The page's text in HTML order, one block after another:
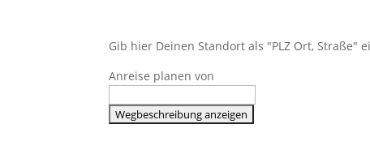
Gib hier Deinen Standort als "PLZ Ort, Straße"
Anreise planen von